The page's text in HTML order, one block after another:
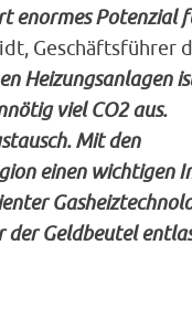
enormes Potenzial
Geschäftsführer
Heizungsanlagen
viel CO2 aus.
Mit den
einen wichtigen
der Geldbeutel